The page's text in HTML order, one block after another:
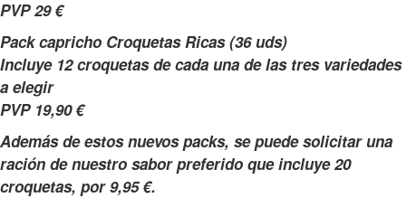
PVP 29 €
Pack capricho Croquetas Ricas (36 uds)
Incluye 12 croquetas de cada una de las tres variedades
a elegir
PVP 19,90 €
Además de estos nuevos packs, se puede solicitar una
ración de nuestro sabor preferido que incluye 20
croquetas, por 9,95 €.